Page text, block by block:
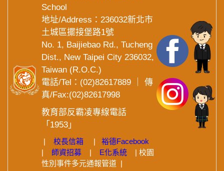
School
地址/Address：236032新北市
土城區擺接堡路1號
No. 1, Baijiebao Rd., Tucheng
Dist., New Taipei City 236032,
Taiwan (R.O.C.)
電話/Tel：(02)82617889 ｜ 傳
真/Fax:(02)82617998
教育部反霸凌專線電話
「1953」
| 校長信箱 | 裕德Facebook
| 師資招募 | E化系統 | 校園
性別事件多元通報管道 |